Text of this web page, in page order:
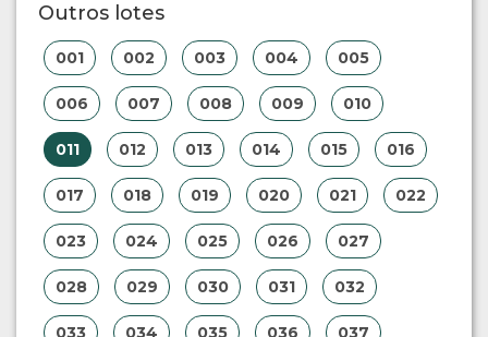
Outros lotes
001 002 003 004 005
006 007 008 009 010
011 012 013 014 015 016
017 018 019 020 021 022
023 024 025 026 027
028 029 030 031 032
033 034 035 036 037